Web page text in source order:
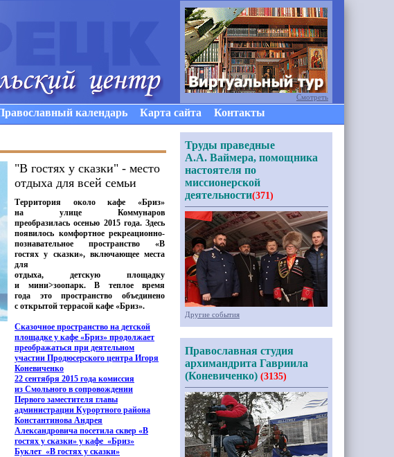
календарь Карта сайта Контакты
"В гостях у сказки" - место
отдыха для всей семьи
Территория около кафе «Бриз»
на улице Коммунаров
преобразилась осенью 2015 года. Здесь
появилось комфортное рекреационно-
познавательное пространство
«В
гостях у сказки», включающее места
для
отдыха, детскую площадку
и мини>зоопарк. В теплое время
года это пространство объединено
с открытой террасой кафе «Бриз».
Сказочное пространство на детской
площадке у кафе «Бриз» продолжает
преображаться при деятельном
участии Продюсерского центра Игоря
Коневиченко
22 сентября 2015 года комиссия
из Смольного в сопровождении
Первого заместителя главы
администрации Курортного района
Константинова Андрея
Александровича посетила сквер «В
гостях у сказки» у кафе «Бриз»
Буклет «В гостях у сказки»
Смотреть
Труды праведные
А.А. Ваймера, помощника
настоятеля по
миссионерской
деятельности(371)
Другие события
Православная студия
архимандрита Гавриила
(Коневиченко) (3135)